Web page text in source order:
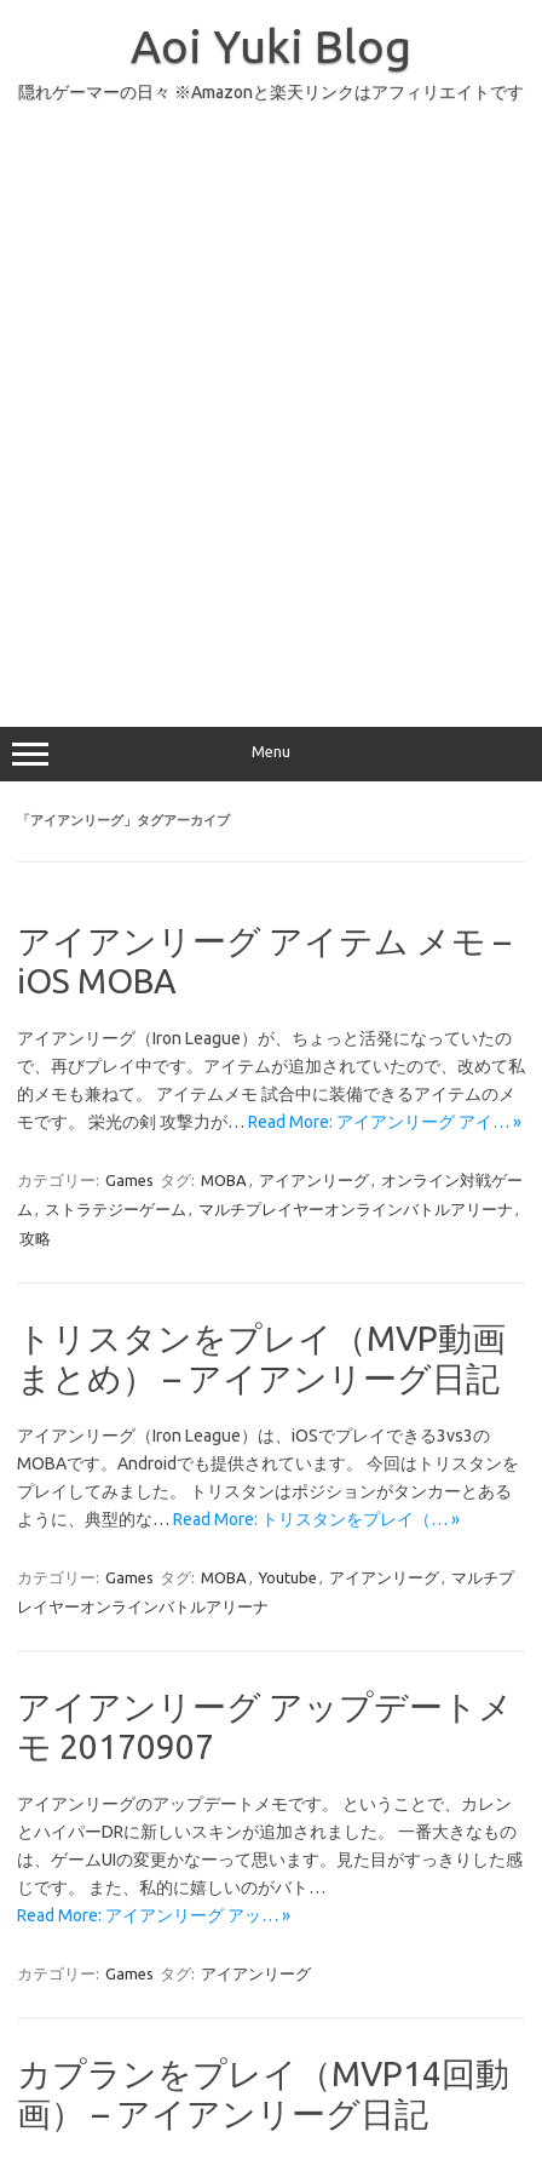
Aoi Yuki Blog
隠れゲーマーの日々 ※Amazonと楽天リンクはアフィリエイトです
Menu
「アイアンリーグ」タグアーカイブ
アイアンリーグ アイテム メモ –
iOS MOBA
アイアンリーグ（Iron League）が、ちょっと活発になっていたの
で、再びプレイ中です。アイテムが追加されていたので、改めて私
的メモも兼ねて。 アイテムメモ 試合中に装備できるアイテムのメ
モです。 栄光の剣 攻撃力が… Read More: アイアンリーグ アイ… »
カテゴリー: Games タグ: MOBA , アイアンリーグ, オンライン対戦ゲー
ム , ストラテジーゲーム , マルチプレイヤーオンラインバトルアリーナ ,
攻略
トリスタンをプレイ（MVP動画
まとめ） – アイアンリーグ日記
アイアンリーグ（Iron League）は、iOSでプレイできる3vs3の
MOBAです。Androidでも提供されています。 今回はトリスタンを
プレイしてみました。 トリスタンはポジションがタンカーとある
ように、典型的な… Read More: トリスタンをプレイ（… »
カテゴリー: Games タグ: MOBA , Youtube , アイアンリーグ, マルチプ
レイヤーオンラインバトルアリーナ
アイアンリーグ アップデートメ
モ 20170907
アイアンリーグのアップデートメモです。 ということで、カレン
とハイパーDRに新しいスキンが追加されました。 一番大きなもの
は、ゲームUIの変更かなーって思います。見た目がすっきりした感
じです。 また、私的に嬉しいのがバト…
Read More: アイアンリーグ アッ… »
カテゴリー: Games タグ: アイアンリーグ
カプランをプレイ（MVP14回動
画） – アイアンリーグ日記